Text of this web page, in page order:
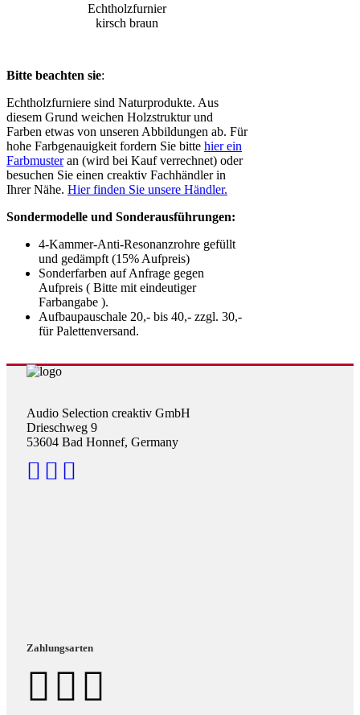
Echtholzfurnier
kirsch braun
Bitte beachten sie:
Echtholzfurniere sind Naturprodukte. Aus
diesem Grund weichen Holzstruktur und
Farben etwas von unseren Abbildungen ab. Für
hohe Farbgenauigkeit fordern Sie bitte hier ein
Farbmusteran (wird bei Kauf verrechnet) oder
besuchen Sie einen creaktiv Fachhändler in
Ihrer Nähe. Hier finden Sie unsere Händler.
Sondermodelle und Sonderausführungen:
4-Kammer-Anti-Resonanzrohre gefüllt
und gedämpft (15% Aufpreis)
Sonderfarben auf Anfrage gegen
Aufpreis ( Bitte mit eindeutiger
Farbangabe ).
Aufbaupauschale 20,- bis 40,- zzgl. 30,-
für Palettenversand.
Audio Selection creaktiv GmbH
Drieschweg 9
53604 Bad Honnef, Germany
Zahlungsarten